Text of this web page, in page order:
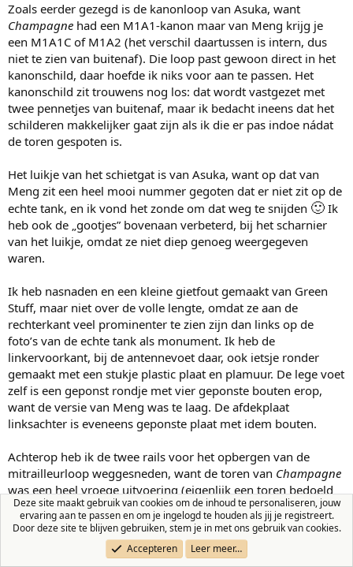
Zoals eerder gezegd is de kanonloop van Asuka, want
Champagne had een M1A1-kanon maar van Meng krijg je
een M1A1C of M1A2 (het verschil daartussen is intern, dus
niet te zien van buitenaf). Die loop past gewoon direct in het
kanonschild, daar hoefde ik niks voor aan te passen. Het
kanonschild zit trouwens nog los: dat wordt vastgezet met
twee pennetjes van buitenaf, maar ik bedacht ineens dat het
schilderen makkelijker gaat zijn als ik die er pas indoe nádat
de toren gespoten is.
Het luikje van het schietgat is van Asuka, want op dat van
Meng zit een heel mooi nummer gegoten dat er niet zit op de
echte tank, en ik vond het zonde om dat weg te snijden 🙂 Ik
heb ook de „gootjes” bovenaan verbeterd, bij het scharnier
van het luikje, omdat ze niet diep genoeg weergegeven
waren.
Ik heb nasnaden en een kleine gietfout gemaakt van Green
Stuff, maar niet over de volle lengte, omdat ze aan de
rechterkant veel prominenter te zien zijn dan links op de
foto’s van de echte tank als monument. Ik heb de
linkervoorkant, bij de antennevoet daar, ook ietsje ronder
gemaakt met een stukje plastic plaat en plamuur. De lege voet
zelf is een geponst rondje met vier geponste bouten erop,
want de versie van Meng was te laag. De afdekplaat
linksachter is eveneens geponste plaat met idem bouten.
Achterop heb ik de twee rails voor het opbergen van de
mitrailleurloop weggesneden, want de toren van Champagne
was een heel vroege uitvoering (eigenlijk een toren bedoeld
voor de geannuleerde T23) en daar zaten die rails niet op. De
antennevoet heb ik uitgeboord en er een stukje messing buis
ingelijmd om daar later een antenne van verenstaal in te
kunnen zetten. Voorop het dak zitten een paar frutseltjes voor
Deze site maakt gebruik van cookies om de inhoud te personaliseren, jouw
ervaring aan te passen en om je ingelogd te houden als jij je registreert.
Door deze site te blijven gebruiken, stem je in met ons gebruik van cookies.
Accepteren
Leer meer…